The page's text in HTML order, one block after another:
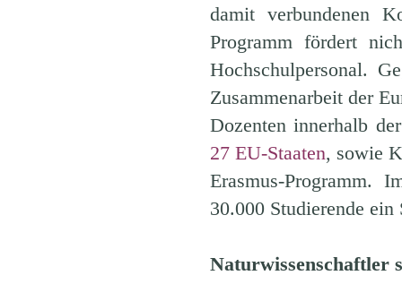
damit verbundenen
Programm fördert
Hochschulpersonal.
Zusammenarbeit der
Dozenten innerhalb
27 EU-Staaten, sowie
Erasmus-Programm.
30.000 Studierende
Naturwissenschaftler